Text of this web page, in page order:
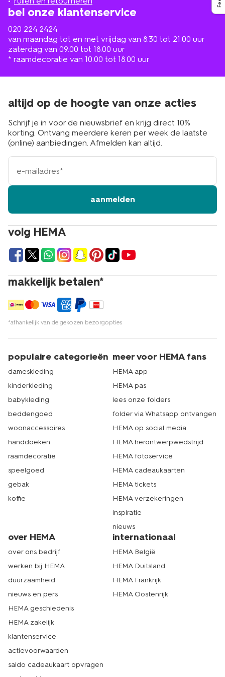
bel onze klantenservice
020 224 2424
van maandag tot en met vrijdag van 8.30 tot 21.00 uur
zaterdag van 09.00 tot 18.00 uur
* raamdecoratie van 10.00 tot 18.00 uur
volg HEMA
makkelijk betalen*
*afhankelijk van de gekozen bezorgopties
altijd op de hoogte van onze acties
Schrijf je in voor de nieuwsbrief en krijg direct 10%
korting. Ontvang meerdere keren per week de laatste
(online) aanbiedingen. Afmelden kan altijd.
e-
mailadres
aanmelden
populaire categorieën
dameskleding
kinderkleding
babykleding
beddengoed
woonaccessoires
handdoeken
raamdecoratie
speelgoed
gebak
koffie
meer voor HEMA fans
HEMA app
HEMA pas
lees onze folders
folder via Whatsapp ontvangen
HEMA op social media
HEMA herontwerpwedstrijd
HEMA fotoservice
HEMA cadeaukaarten
HEMA tickets
HEMA verzekeringen
inspiratie
nieuws
over HEMA
over ons bedrijf
werken bij HEMA
duurzaamheid
nieuws en pers
HEMA geschiedenis
HEMA zakelijk
klantenservice
actievoorwaarden
saldo cadeaukaart opvragen
internationaal
HEMA België
HEMA Duitsland
HEMA Frankrijk
HEMA Oostenrijk